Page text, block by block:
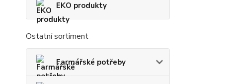
EKO produkty
Ostatní sortiment
Farmářské potřeby